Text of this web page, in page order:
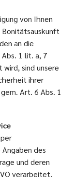
von Ihnen
an die
1 lit. a, 7
wird, sind unsere
ihrer
Art. 6 Abs. 1
des
und deren
verarbeitet.